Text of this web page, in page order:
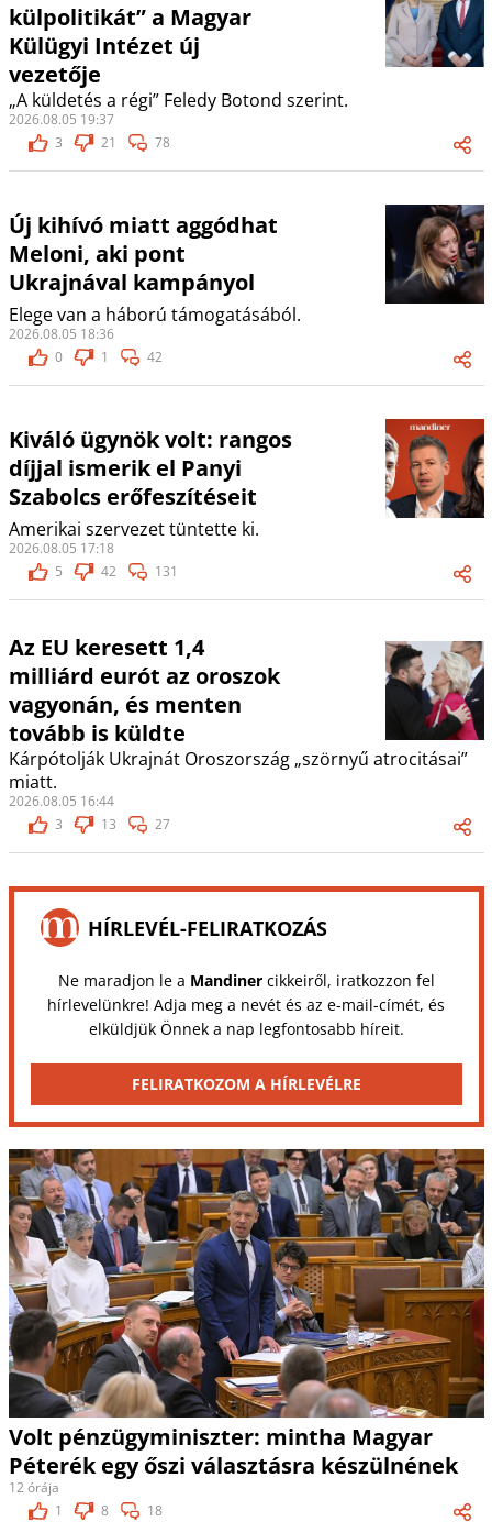
külpolitikát” a Magyar
Külügyi Intézet új
vezetője
„A küldetés a régi” Feledy Botond szerint.
2026.08.05 19:37
3
21 78
Új kihívó miatt aggódhat
Meloni, aki pont
Ukrajnával kampányol
Elege van a háború támogatásából.
2026.08.05 18:36
0
1 42
Kiváló ügynök volt: rangos
díjjal ismerik el Panyi
Szabolcs erőfeszítéseit
Amerikai szervezet tüntette ki.
2026.08.05 17:18
5
42 131
Az EU keresett 1,4
milliárd eurót az oroszok
vagyonán, és menten
tovább is küldte
Kárpótolják Ukrajnát Oroszország „szörnyű atrocitásai”
miatt.
2026.08.05 16:44
3
13 27
HÍRLEVÉL-FELIRATKOZÁS
Ne maradjon le a Mandinercikkeiről, iratkozzon fel
hírlevelünkre! Adja meg a nevét és az e-mail-címét, és
elküldjük Önnek a nap legfontosabb híreit.
FELIRATKOZOM A HÍRLEVÉLRE
Volt pénzügyminiszter: mintha Magyar
Péterék egy őszi választásra készülnének
12 órája
1
8 18